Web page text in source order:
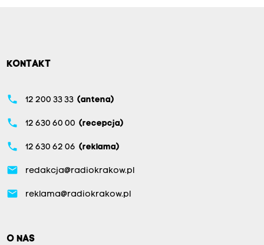
KONTAKT
phone 12 200 33 33 (antena)
phone 12 630 60 00 (recepcja)
phone 12 630 62 06 (reklama)
email redakcja@radiokrakow.pl
email reklama@radiokrakow.pl
O NAS